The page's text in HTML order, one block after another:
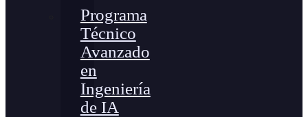
Programa
Técnico
Avanzado
en
Ingeniería
de IA